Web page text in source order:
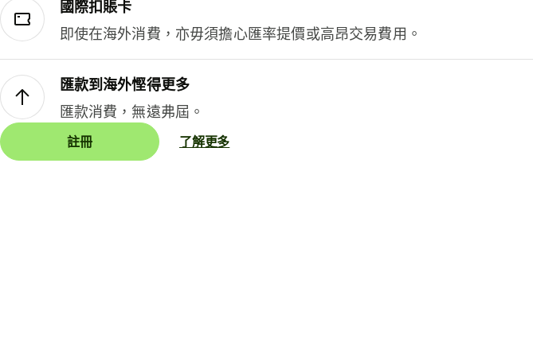
國際扣賬卡
即使在海外消費，亦毋須擔心匯率提價或高昂交易費用。
匯款到海外慳得更多
匯款消費，無遠弗屆。
註冊 了解更多